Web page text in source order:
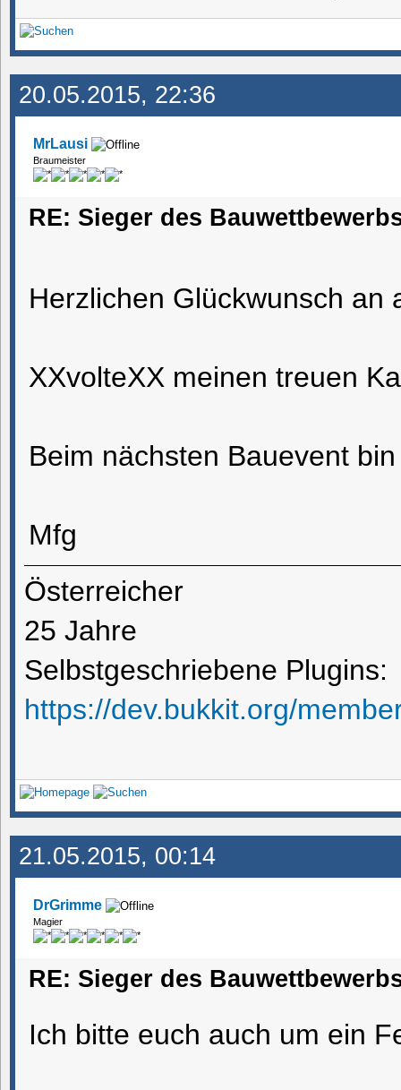
20.05.2015, 22:36
MrLausi
Braumeister
RE: Sieger des
Herzlichen Glückwunsch an
XXvolteXX meinen treuen
Beim nächsten Bauevent
Mfg
Österreicher
25 Jahre
Selbstgeschriebene Plugins:
https://dev.bukkit.org/
21.05.2015, 00:14
DrGrimme
Magier
RE: Sieger des
Ich bitte euch auch um ein